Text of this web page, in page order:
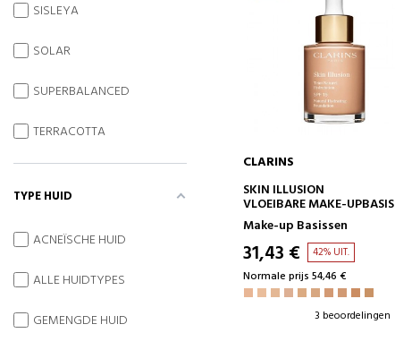
IN WINKELWAGEN
CLARINS
SKIN ILLUSION
VLOEIBARE MAKE-UPBASIS
Make-up Basissen
31,43 € 42% UIT.
Normale prijs 54,46 €
3 beoordelingen
SISLEYA
SOLAR
SUPERBALANCED
TERRACOTTA
TYPE HUID
ACNEÏSCHE HUID
ALLE HUIDTYPES
GEMENGDE HUID